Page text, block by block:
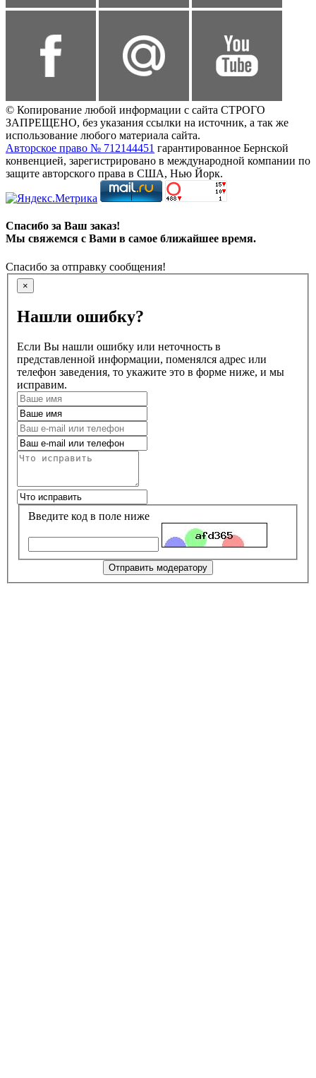
© Копирование любой информации с сайта СТРОГО
ЗАПРЕЩЕНО, без указания ссылки на источник, а так же
использование любого материала сайта.
Авторское право № 712144451 гарантированное Бернской
конвенцией, зарегистрировано в международной компании по
защите авторского права в США, Нью Йорк.
Спасибо за Ваш заказ!
Мы свяжемся с Вами в самое ближайшее время.
Спасибо за отправку сообщения!
×
Нашли ошибку?
Если Вы нашли ошибку или неточность в
представленной информации, поменялся адрес или
телефон заведения, то укажите это в форме ниже, и мы
исправим.
Введите код в поле ниже
Отправить модератору